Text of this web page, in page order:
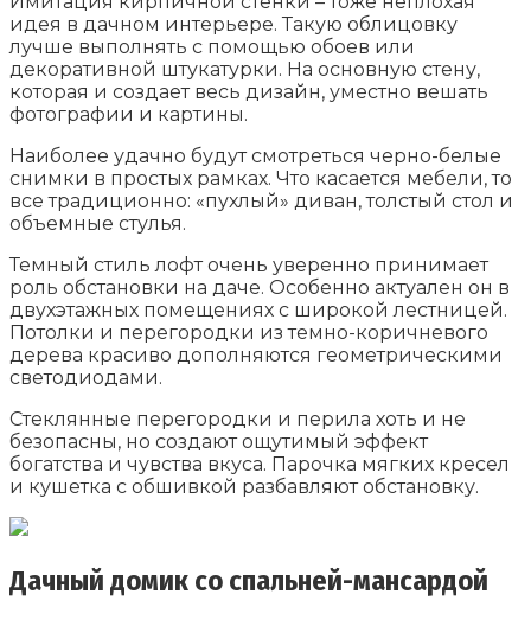
идея в дачном интерьере. Такую облицовку
лучше выполнять с помощью обоев или
декоративной штукатурки. На основную стену,
которая и создает весь дизайн, уместно вешать
фотографии и картины.
Наиболее удачно будут смотреться черно-белые
снимки в простых рамках. Что касается мебели, то
все традиционно: «пухлый» диван, толстый стол и
объемные стулья.
Темный стиль лофт очень уверенно принимает
роль обстановки на даче. Особенно актуален он в
двухэтажных помещениях с широкой лестницей.
Потолки и перегородки из темно-коричневого
дерева красиво дополняются геометрическими
светодиодами.
Стеклянные перегородки и перила хоть и не
безопасны, но создают ощутимый эффект
богатства и чувства вкуса. Парочка мягких кресел
и кушетка с обшивкой разбавляют обстановку.
Дачный домик со спальней-мансардой